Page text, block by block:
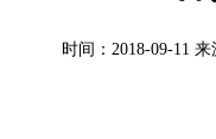
时间：2018-09-11